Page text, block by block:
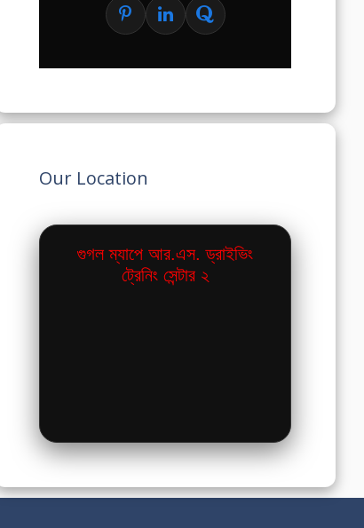
Our Location
গুগল ম্যাপে আর.এস. ড্রাইভিং
ট্রেনিং সেন্টার ২